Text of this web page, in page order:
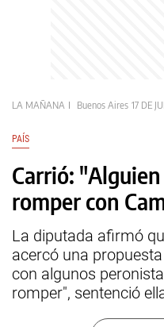
LA MAÑANA Buenos Aires 17 DE
PAÍS
Carrió:
romper con
La diputada afirmó
acercó una
con algunos
romper", sentenció